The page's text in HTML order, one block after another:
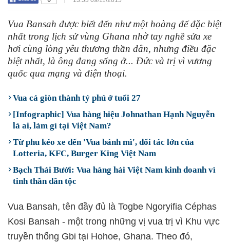
Vua Bansah được biết đến như một hoàng đế đặc biệt
nhất trong lịch sử vùng Ghana nhờ tay nghề sửa xe
hơi cùng lòng yêu thương thần dân, nhưng điều đặc
biệt nhất, là ông đang sống ở... Đức và trị vì vương
quốc qua mạng và điện thoại.
Vua cá giòn thành tỷ phú ở tuổi 27
[Infographic] Vua hàng hiệu Johnathan Hạnh Nguyễn
là ai, làm gì tại Việt Nam?
Từ phu kéo xe đến 'Vua bánh mì', đối tác lớn của
Lotteria, KFC, Burger King Việt Nam
Bạch Thái Bưởi: Vua hàng hải Việt Nam kinh doanh vì
tinh thần dân tộc
Vua Bansah, tên đầy đủ là Togbe Ngoryifia Céphas
Kosi Bansah - một trong những vị vua trị vì Khu vực
truyền thống Gbi tại Hohoe, Ghana. Theo đó,